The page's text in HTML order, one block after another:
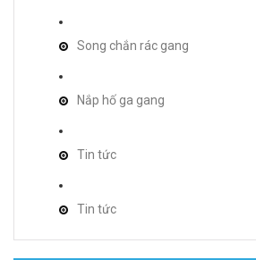
Song chắn rác gang
Nắp hố ga gang
Tin tức
Tin tức